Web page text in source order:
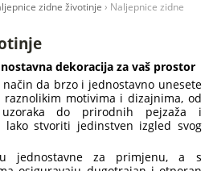
zidne životinje › Naljepnice zidne
dekoracija za vaš prostor
da brzo i jednostavno unesete
motivima i dizajnima, od
do prirodnih pejzaža i
stvoriti jedinstven izgled svog
jednostavne za primjenu, a s